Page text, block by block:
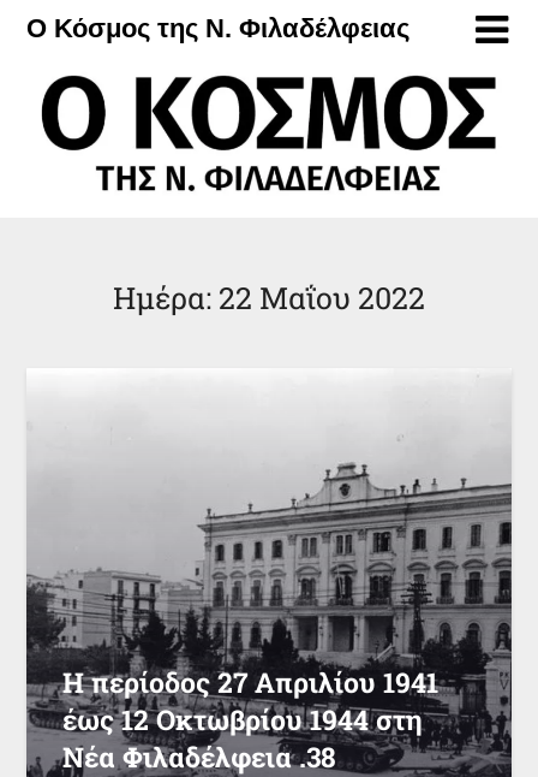
Μετάβαση
περιεχόμενο
Ο Κόσμος της Ν. Φιλαδέλφειας
Ημέρα: 22 Μαΐου 2022
Η περίοδος 27 Απριλίου 1941
έως 12 Οκτωβρίου 1944 στη
Νέα Φιλαδέλφεια .38